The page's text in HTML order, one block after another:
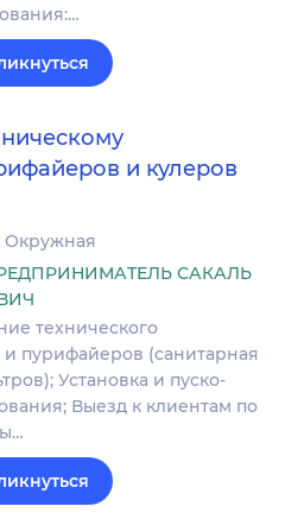
и кулеров
Окружная
САКАЛЬ
технического
пурифайеров (санитарная
Установка и пуско-
Выезд к клиентам по